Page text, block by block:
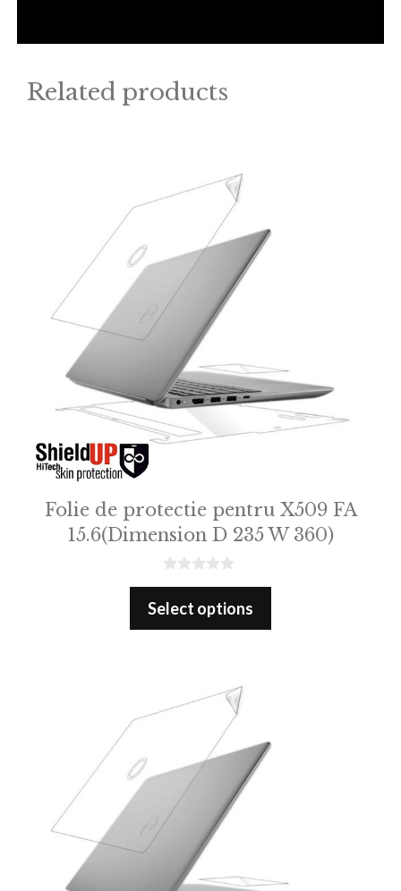
Related products
Folie de protectie pentru X509 FA
15.6(Dimension D 235 W 360)
0
u
Select options